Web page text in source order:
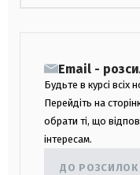
Email -
Будьте в курсі всіх
Перейдіть на
обрати ті, що
інтересам.
ДО РОЗСИЛОК